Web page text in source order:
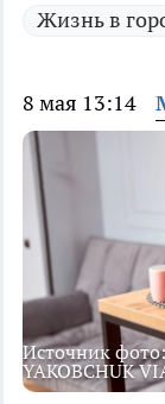
Жизнь в
8 мая 13:14
Источник
YAKOBCHUK